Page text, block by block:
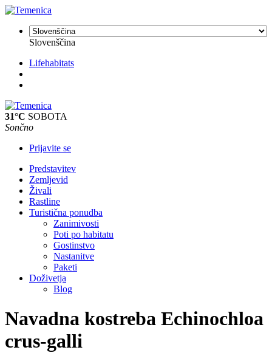
Slovenščina
Lifehabitats
31°C SOBOTA
Sončno
Prijavite se
Predstavitev
Zemljevid
Živali
Rastline
Turistična ponudba
Zanimivosti
Poti po habitatu
Gostinstvo
Nastanitve
Paketi
Doživetja
Blog
Navadna kostreba Echinochloa
crus-galli